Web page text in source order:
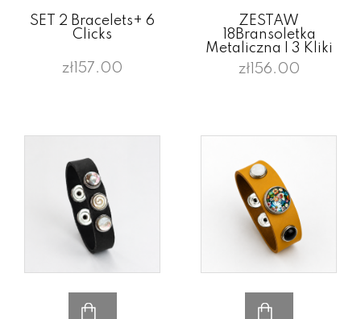
SET 2 Bracelets+ 6
Clicks
zł157.00
ZESTAW
18Bransoletka
Metaliczna I 3 Kliki
zł156.00